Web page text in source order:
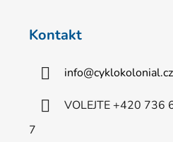
Kontakt
info@cyklokolonial.cz
VOLEJTE +420 736
7